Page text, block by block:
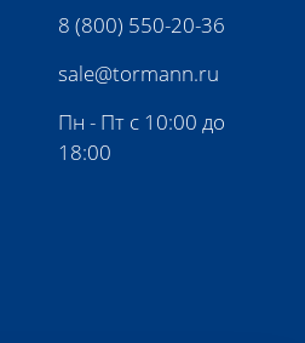
8 (800) 550-20-36
sale@tormann.ru
Пн - Пт с 10:00 до
18:00